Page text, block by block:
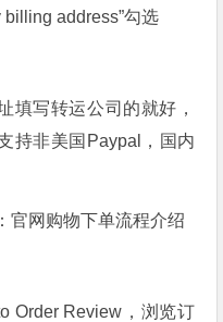
address”勾选
填写转运公司的就好，
持非美国Paypal，国内
Order Review，浏览订